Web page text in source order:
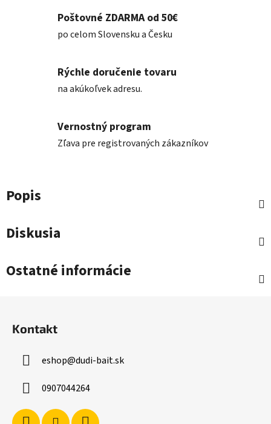
Poštovné ZDARMA od 50€
po celom Slovensku a Česku
Rýchle doručenie tovaru
na akúkoľvek adresu.
Vernostný program
Zľava pre registrovaných zákazníkov
Popis
Diskusia
Ostatné informácie
Kontakt
eshop@dudi-bait.sk
0907044264